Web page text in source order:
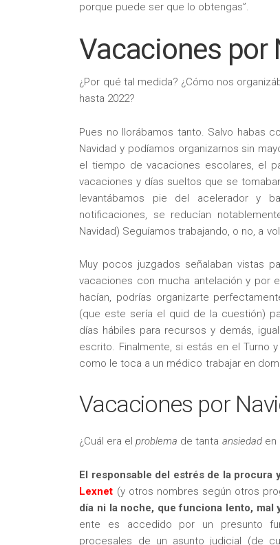
porque puede ser que lo obtengas”.
Vacaciones por
¿Por qué tal medida? ¿Cómo nos
hasta 2022?
Pues no llorábamos tanto. Salvo habas
Navidad y podíamos organizarnos sin
el tiempo de vacaciones escolares, el
vacaciones y días sueltos que se
levantábamos pie del acelerador y
notificaciones, se reducían
Navidad) Seguíamos trabajando, o no, a
Muy pocos juzgados señalaban vistas
vacaciones con mucha antelación y por
hacían, podrías organizarte
(que este sería el quid de la cuestión)
días hábiles para recursos y demás,
escrito. Finalmente, si estás en el Turno
como le toca a un médico trabajar en
Vacaciones por
¿Cuál era elproblema de tanta ansiedaden
El responsable del estrés de la procura
Lexnet (y otros nombres según otros
día ni la noche, que funciona lento,
ente es accedido por un presunto
procesales de un asunto judicial (de